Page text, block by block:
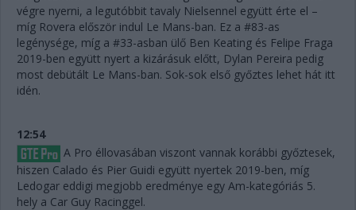
végre nyerni, a legutóbbit tavaly Nielsennel együtt érte el –
míg Rovera először indul Le Mans-ban. Ez a #83-as
legénysége, míg a #33-asban ülő Ben Keating és Felipe Fraga
2019-ben együtt nyert a kizárásuk előtt, Dylan Pereira pedig
most debütált Le Mans-ban. Sok-sok első győztes lehet hát itt
idén.
12:54
A Pro éllovasában viszont vannak korábbi győztesek,
hiszen Calado és Pier Guidi együtt nyertek 2019-ben, míg
Ledogar eddigi megjobb eredménye egy Am-kategóriás 5.
hely a Car Guy Racinggel.